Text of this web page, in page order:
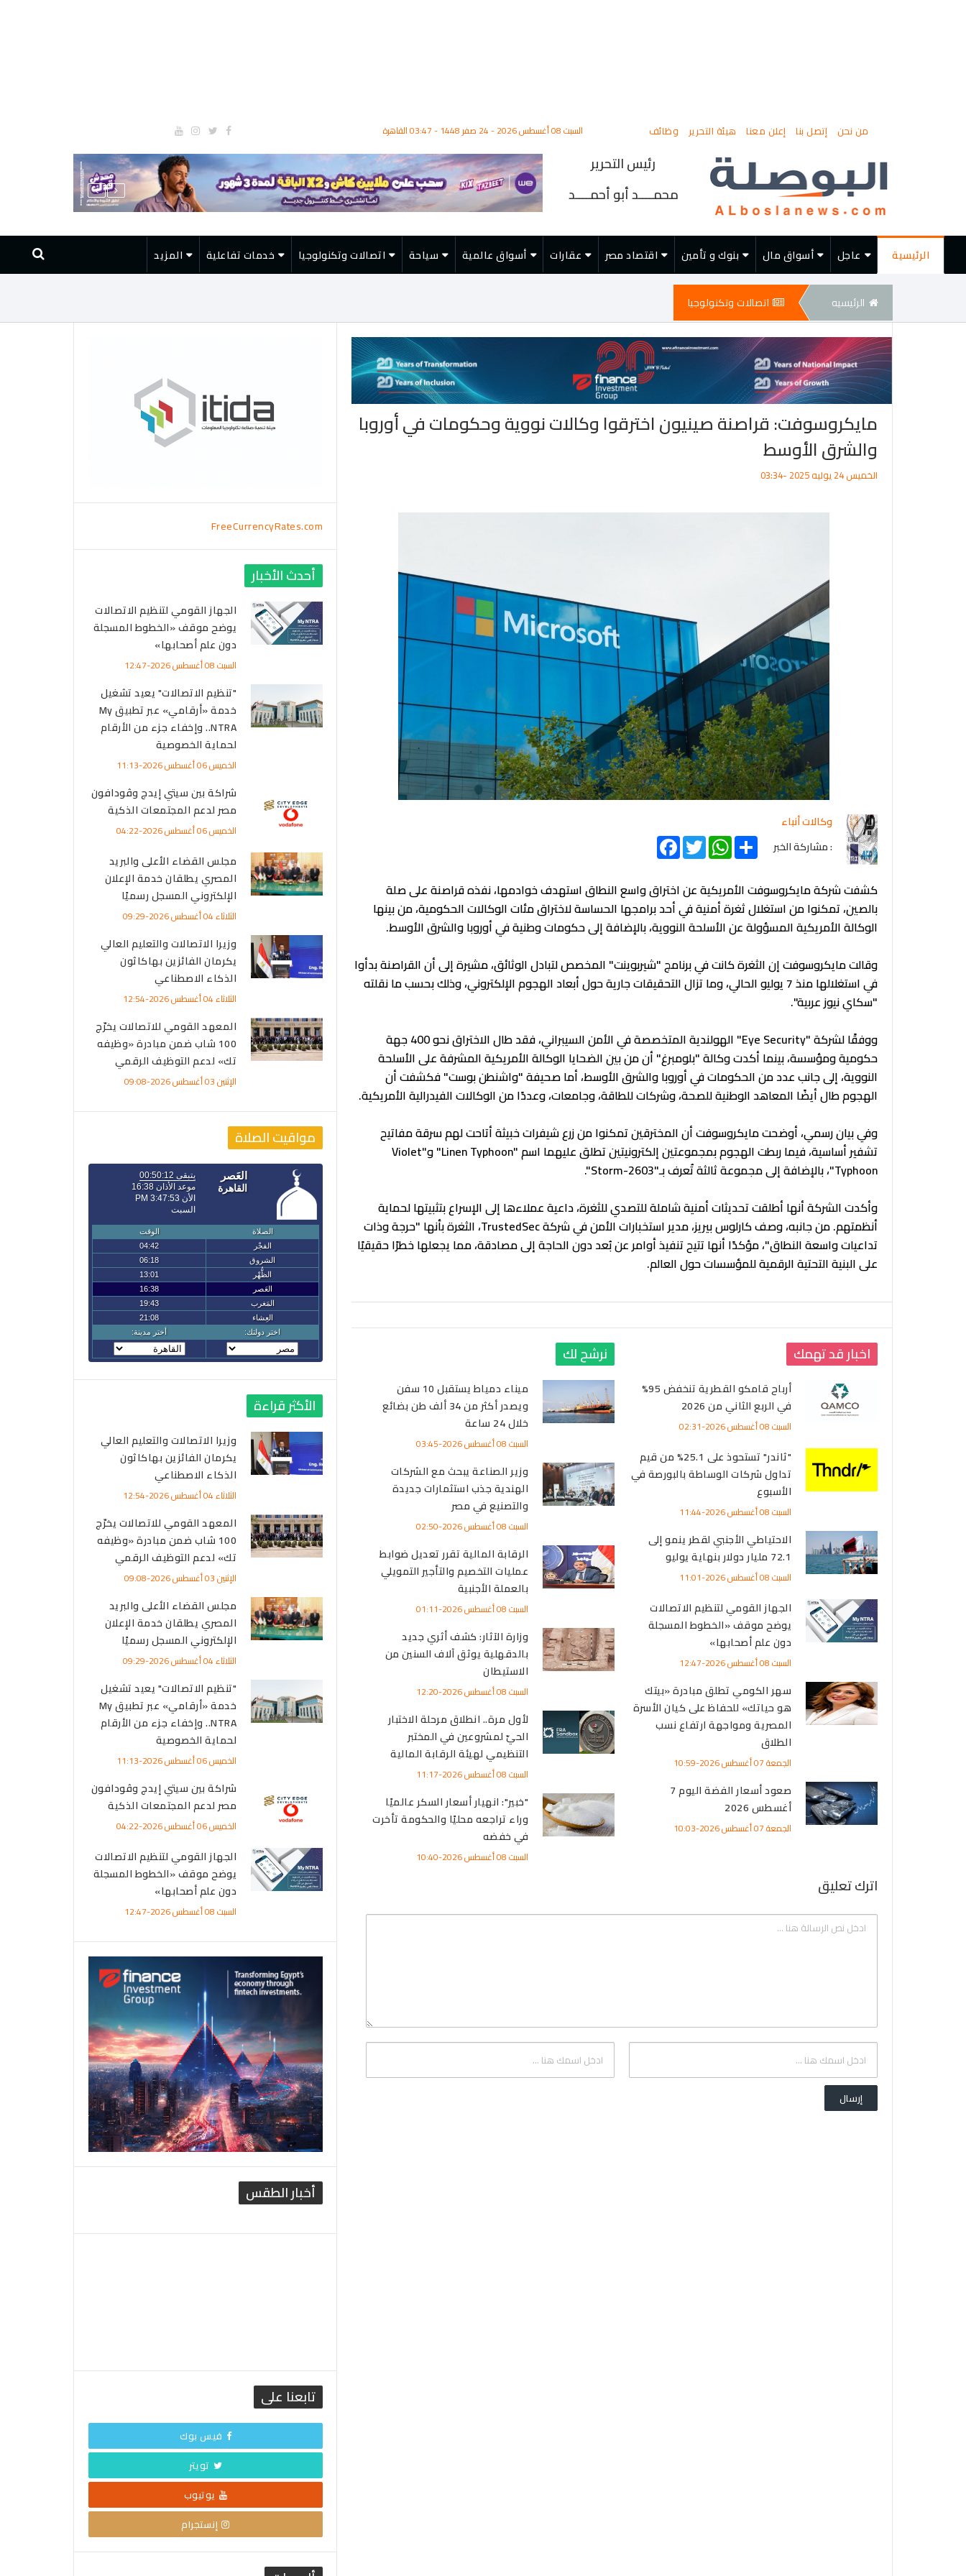
من نحن إتصل بنا إعلن معنا هيئة التحرير وظائف السبت 08 أغسطس 2026 - 24 صفر 1448 - 03:47 القاهرة
رئيس التحرير
محمــــد أبو أحمــــد
الرئيسية عاجل أسواق مال بنوك و تأمين اقتصاد مصر عقارات أسواق عالمية سياحة اتصالات وتكنولوجيا خدمات تفاعلية المزيد
الرئيسيه اتصالات وتكنولوجيا
مايكروسوفت: قراصنة صينيون اخترقوا وكالات نووية وحكومات في أوروبا
والشرق الأوسط
الخميس 24 يوليه 2025 -03:34
وكالات أنباء
: مشاركة الخبر
FacebookTwitter
WhatsAppShare
كشفت شركة مايكروسوفت الأمريكية عن اختراق واسع النطاق استهدف خوادمها، نفذه قراصنة على صلة
بالصين، تمكنوا من استغلال ثغرة أمنية في أحد برامجها الحساسة لاختراق مئات الوكالات الحكومية، من بينها
الوكالة الأمريكية المسؤولة عن الأسلحة النووية، بالإضافة إلى حكومات وطنية في أوروبا والشرق الأوسط.
وقالت مايكروسوفت إن الثغرة كانت في برنامج "شيربوينت" المخصص لتبادل الوثائق، مشيرة إلى أن القراصنة بدأوا
في استغلالها منذ 7 يوليو الحالي، وما تزال التحقيقات جارية حول أبعاد الهجوم الإلكتروني، وذلك بحسب ما نقلته
"سكاي نيوز عربية".
ووفقًا لشركة "Eye Security" الهولندية المتخصصة في الأمن السيبراني، فقد طال الاختراق نحو 400 جهة
حكومية ومؤسسة، بينما أكدت وكالة "بلومبرغ" أن من بين الضحايا الوكالة الأمريكية المشرفة على الأسلحة
النووية، إلى جانب عدد من الحكومات في أوروبا والشرق الأوسط، أما صحيفة "واشنطن بوست" فكشفت أن
الهجوم طال أيضًا المعاهد الوطنية للصحة، وشركات للطاقة، وجامعات، وعددًا من الوكالات الفيدرالية الأمريكية.
وفي بيان رسمي، أوضحت مايكروسوفت أن المخترقين تمكنوا من زرع شيفرات خبيثة أتاحت لهم سرقة مفاتيح
تشفير أساسية، فيما ربطت الهجوم بمجموعتين إلكترونيتين تطلق عليهما اسم "Linen Typhoon" و"Violet
Typhoon"، بالإضافة إلى مجموعة ثالثة تُعرف بـ"Storm-2603".
وأكدت الشركة أنها أطلقت تحديثات أمنية شاملة للتصدي للثغرة، داعية عملاءها إلى الإسراع بتثبيتها لحماية
أنظمتهم. من جانبه، وصف كارلوس بيريز، مدير استخبارات الأمن في شركة TrustedSec، الثغرة بأنها "حرجة وذات
تداعيات واسعة النطاق"، مؤكدًا أنها تتيح تنفيذ أوامر عن بُعد دون الحاجة إلى مصادقة، مما يجعلها خطرًا حقيقيًا
على البنية التحتية الرقمية للمؤسسات حول العالم.
اخبار قد تهمك
أرباح قامكو القطرية تنخفض 95%
في الربع الثاني من 2026
السبت 08 أغسطس 2026-02:31
"ثاندر" تستحوذ على 25.1% من قيم
تداول شركات الوساطة بالبورصة في
الأسبوع
السبت 08 أغسطس 2026-11:44
الاحتياطي الأجنبي لقطر ينمو إلى
72.1 مليار دولار بنهاية يوليو
السبت 08 أغسطس 2026-11:01
الجهاز القومي لتنظيم الاتصالات
يوضح موقف «الخطوط المسجلة
دون علم أصحابها»
السبت 08 أغسطس 2026-12:47
سهر الكومي تطلق مبادرة «بيتك
هو حياتك» للحفاظ على كيان الأسرة
المصرية ومواجهة ارتفاع نسب
الطلاق
الجمعة 07 أغسطس 2026-10:59
صعود أسعار الفضة اليوم 7
أغسطس 2026
الجمعة 07 أغسطس 2026-10:03
نرشح لك
ميناء دمياط يستقبل 10 سفن
ويصدر أكثر من 34 ألف طن بضائع
خلال 24 ساعة
السبت 08 أغسطس 2026-03:45
وزير الصناعة يبحث مع الشركات
الهندية جذب استثمارات جديدة
والتصنيع في مصر
السبت 08 أغسطس 2026-02:50
الرقابة المالية تقرر تعديل ضوابط
عمليات التخصيم والتأجير التمويلي
بالعملة الأجنبية
السبت 08 أغسطس 2026-01:11
وزارة الآثار: كشف أثري جديد
بالدقهلية يوثق آلاف السنين من
الاستيطان
السبت 08 أغسطس 2026-12:20
لأول مرة.. انطلاق مرحلة الاختبار
الحيّ لمشروعين في المختبر
التنظيمي لهيئة الرقابة المالية
السبت 08 أغسطس 2026-11:17
"خبير": انهيار أسعار السكر عالميًا
وراء تراجعه محليًا والحكومة تأخرت
في خفضه
السبت 08 أغسطس 2026-10:40
اترك تعليق
FreeCurrencyRates.com
أحدث الأخبار
الجهاز القومي لتنظيم الاتصالات
يوضح موقف «الخطوط المسجلة
دون علم أصحابها»
السبت 08 أغسطس 2026-12:47
"تنظيم الاتصالات" يعيد تشغيل
خدمة «أرقامي» عبر تطبيق My
NTRA.. وإخفاء جزء من الأرقام
لحماية الخصوصية
الخميس 06 أغسطس 2026-11:13
شراكة بين سيتي إيدج وڤودافون
مصر لدعم المجتمعات الذكية
الخميس 06 أغسطس 2026-04:22
مجلس القضاء الأعلى والبريد
المصري يطلقان خدمة الإعلان
الإلكتروني المسجل رسميًا
الثلاثاء 04 أغسطس 2026-09:29
وزيرا الاتصالات والتعليم العالي
يكرمان الفائزين بهاكاثون
الذكاء الاصطناعي
الثلاثاء 04 أغسطس 2026-12:54
المعهد القومي للاتصالات يخرّج
100 شاب ضمن مبادرة «وظيفه
تك» لدعم التوظيف الرقمي
الإثنين 03 أغسطس 2026-09:08
مواقيت الصلاة
الأكثر قراءة
وزيرا الاتصالات والتعليم العالي
يكرمان الفائزين بهاكاثون
الذكاء الاصطناعي
الثلاثاء 04 أغسطس 2026-12:54
المعهد القومي للاتصالات يخرّج
100 شاب ضمن مبادرة «وظيفه
تك» لدعم التوظيف الرقمي
الإثنين 03 أغسطس 2026-09:08
مجلس القضاء الأعلى والبريد
المصري يطلقان خدمة الإعلان
الإلكتروني المسجل رسميًا
الثلاثاء 04 أغسطس 2026-09:29
"تنظيم الاتصالات" يعيد تشغيل
خدمة «أرقامي» عبر تطبيق My
NTRA.. وإخفاء جزء من الأرقام
لحماية الخصوصية
الخميس 06 أغسطس 2026-11:13
شراكة بين سيتي إيدج وڤودافون
مصر لدعم المجتمعات الذكية
الخميس 06 أغسطس 2026-04:22
الجهاز القومي لتنظيم الاتصالات
يوضح موقف «الخطوط المسجلة
دون علم أصحابها»
السبت 08 أغسطس 2026-12:47
أخبار الطقس
تابعنا على
فيس بوك
تويتر
يوتيوب
إنستجرام